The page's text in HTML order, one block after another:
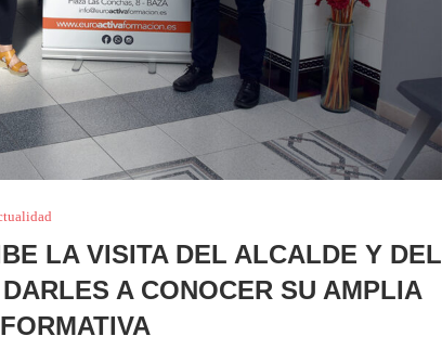
LA VISITA DEL ALCALDE Y DEL
A CONOCER SU AMPLIA